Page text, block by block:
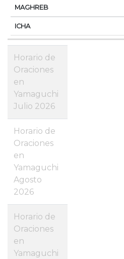
Horario de
Oraciones
en
Yamaguchi
Julio 2026
Horario de
Oraciones
en
Yamaguchi
Agosto
2026
Horario de
Oraciones
en
Yamaguchi